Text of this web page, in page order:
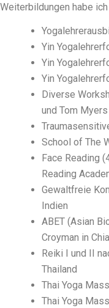
Weiterbildungen habe
Yin
Yin
Yin
Diverse
und Tom Myers
School of The
Face Reading
Reading
Gewaltfreie
Indien
ABET (Asian
Croyman in
Reiki I und II
Thailand
Thai Yoga
Thai Yoga